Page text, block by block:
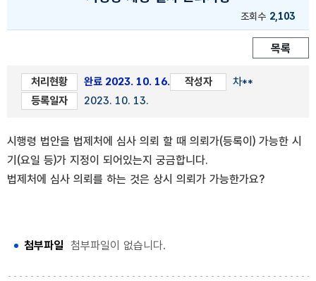
조회수 2,103
목록
처리현황 완료 2023. 10. 16. 작성자
차**
등록일자
2023. 10. 13.
시행령 법안을 법제처에 심사 의뢰 할 때 의뢰가(등록이) 가능한 시
기(요일 등)가 지정이 되어있는지 궁금합니다.
법제처에 심사 의뢰를 하는 것은 상시 의뢰가 가능한가요?
첨부파일 첨부파일이 없습니다.